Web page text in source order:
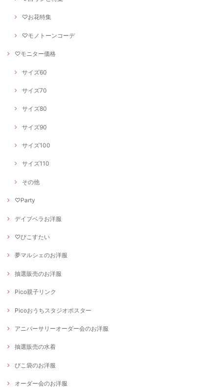
♡お花特集
♡モノトーンコーデ
♡モニター価格
サイズ60
サイズ70
サイズ80
サイズ90
サイズ100
サイズ110
その他
♡Party
デイブベラお洋服
♡ぴこすたい
夢マルシェのお洋服
抽選販売のお洋服
Pico親子リンク
Picoおうちスタジオポスター
アニバーサリーオーダー会のお洋服
抽選販売の水着
ぴこ袋のお洋服
オーダー会のお洋服